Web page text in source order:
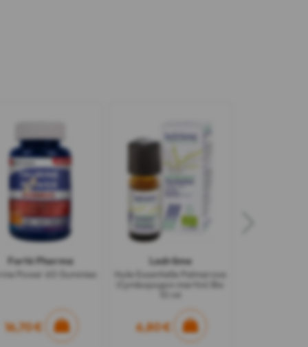
Forté Pharma
Power 60 Gummies
16,70 €
Ladrôme
Huile Essentielle Palmarosa
(Cymbopogon martini) Bio
6,80 €